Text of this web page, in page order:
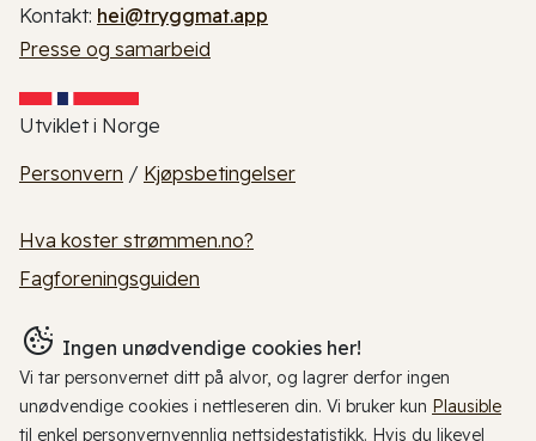
Kontakt: hei@tryggmat.app
Presse og samarbeid
Utviklet i Norge
Personvern / Kjøpsbetingelser
Hva koster strømmen.no?
Fagforeningsguiden
Ingen unødvendige cookies her!
Vi tar personvernet ditt på alvor, og lagrer derfor ingen
unødvendige cookies i nettleseren din. Vi bruker kun Plausible
til enkel personvernvennlig nettsidestatistikk. Hvis du likevel